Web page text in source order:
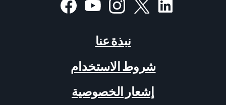
نبذة عنا
شروط الاستخدام
إشعار الخصوصية